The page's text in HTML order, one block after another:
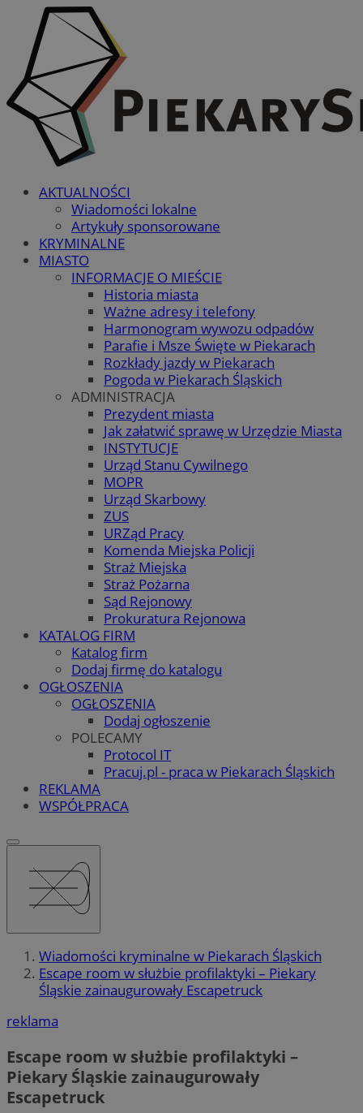
AKTUALNOŚCI
Wiadomości lokalne
Artykuły sponsorowane
KRYMINALNE
MIASTO
INFORMACJE O MIEŚCIE
Historia miasta
Ważne adresy i telefony
Harmonogram wywozu odpadów
Parafie i Msze Święte w Piekarach
Rozkłady jazdy w Piekarach
Pogoda w Piekarach Śląskich
ADMINISTRACJA
Prezydent miasta
Jak załatwić sprawę w Urzędzie Miasta
INSTYTUCJE
Urząd Stanu Cywilnego
MOPR
Urząd Skarbowy
ZUS
URZąd Pracy
Komenda Miejska Policji
Straż Miejska
Straż Pożarna
Sąd Rejonowy
Prokuratura Rejonowa
KATALOG FIRM
Katalog firm
Dodaj firmę do katalogu
OGŁOSZENIA
OGŁOSZENIA
Dodaj ogłoszenie
POLECAMY
Protocol IT
Pracuj.pl - praca w Piekarach Śląskich
REKLAMA
WSPÓŁPRACA
Wiadomości kryminalne w Piekarach Śląskich
Escape room w służbie profilaktyki – Piekary
Śląskie zainaugurowały Escapetruck
reklama
Escape room w służbie profilaktyki –
Piekary Śląskie zainaugurowały
Escapetruck